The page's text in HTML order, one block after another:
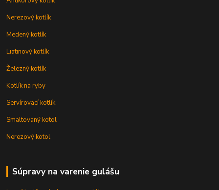
Nerezový kotlík
Medený kotlík
Liatinový kotlík
Železný kotlík
Kotlík na ryby
Servírovací kotlík
Smaltovaný kotol
Nerezový kotol
Súpravy na varenie gulášu